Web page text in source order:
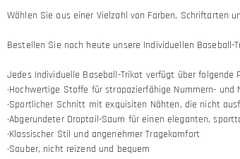
Wählen Sie aus einer Vielzahl von Farben, Schriftarten
Bestellen Sie noch heute unsere Individuellen
Jedes Individuelle Baseball-Trikot verfügt über folgende
·Hochwertige Stoffe für strapazierfähige Nummern- und
·Sportlicher Schnitt mit exquisiten Nähten, die nicht
·Abgerundeter Droptail-Saum für einen eleganten,
·Klassischer Stil und angenehmer Tragekomfort
·Sauber, nicht reizend und bequem